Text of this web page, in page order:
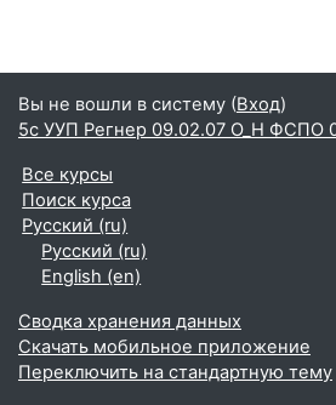
Вы не вошли в систему (Вход)
5с УУП Регнер 09.02.07 О_Н ФСПО
Все курсы
Поиск курса
Русский ‎(ru)‎
Русский ‎(ru)‎
English ‎(en)‎
Сводка хранения данных
Скачать мобильное приложение
Переключить на стандартную тему